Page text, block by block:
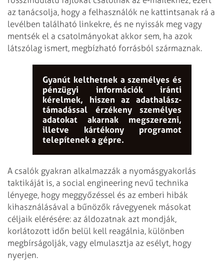
az tanácsolja, hogy a felhasználók ne kattintsanak rá a
levélben található linkekre, és ne nyissák meg vagy
mentsék el a csatolmányokat akkor sem, ha azok
látszólag ismert, megbízható forrásból származnak.
Gyanút kelthetnek a személyes és
pénzügyi információk iránti
kérelmek, hiszen az adathalász-
támadással érzékeny személyes
adatokat akarnak megszerezni,
illetve kártékony programot
telepítenek a gépre.
A csalók gyakran alkalmazzák a nyomásgyakorlás
taktikáját is, a social engineering nevű technika
lényege, hogy meggyőzéssel és az emberi hibák
kihasználásával a bűnözők rávegyenek másokat
céljaik elérésére: az áldozatnak azt mondják,
korlátozott időn belül kell reagálnia, különben
megbírságolják, vagy elmulasztja az esélyt, hogy
nyerjen.